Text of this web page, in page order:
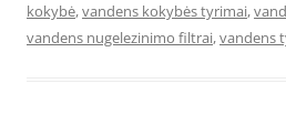
kokybė,vandens kokybės tyrimai,
vandens nugelezinimo filtrai,vandens